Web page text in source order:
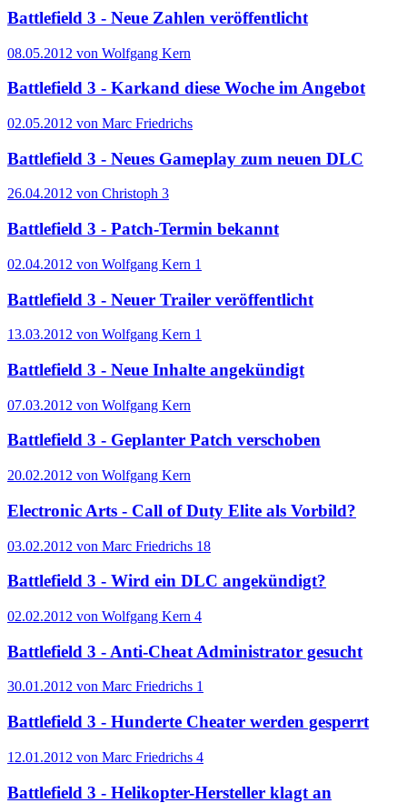
Battlefield 3 - Neue Zahlen veröffentlicht
08.05.2012 von Wolfgang Kern
Battlefield 3 - Karkand diese Woche im Angebot
02.05.2012 von Marc Friedrichs
Battlefield 3 - Neues Gameplay zum neuen DLC
26.04.2012 von Christoph 3
Battlefield 3 - Patch-Termin bekannt
02.04.2012 von Wolfgang Kern 1
Battlefield 3 - Neuer Trailer veröffentlicht
13.03.2012 von Wolfgang Kern 1
Battlefield 3 - Neue Inhalte angekündigt
07.03.2012 von Wolfgang Kern
Battlefield 3 - Geplanter Patch verschoben
20.02.2012 von Wolfgang Kern
Electronic Arts - Call of Duty Elite als Vorbild?
03.02.2012 von Marc Friedrichs 18
Battlefield 3 - Wird ein DLC angekündigt?
02.02.2012 von Wolfgang Kern 4
Battlefield 3 - Anti-Cheat Administrator gesucht
30.01.2012 von Marc Friedrichs 1
Battlefield 3 - Hunderte Cheater werden gesperrt
12.01.2012 von Marc Friedrichs 4
Battlefield 3 - Helikopter-Hersteller klagt an